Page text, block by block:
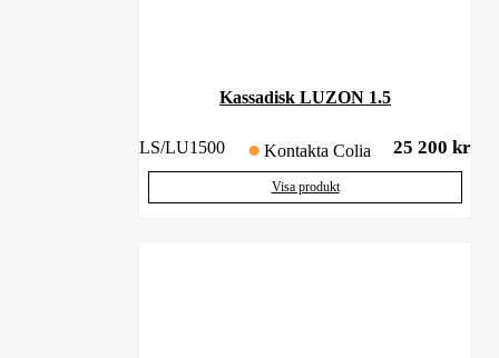
Kassadisk LUZON 1.5
LS/LU1500 Kontakta Colia 25 200 kr
Visa produkt